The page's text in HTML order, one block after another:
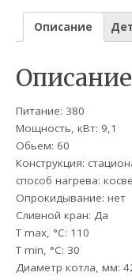
Описание
Описание
Питание: 380
Мощность, кВт: 9,1
Обьем: 60
Конструкция:
способ нагрева:
Опрокидывание: нет
Сливной кран: Да
T max, °C: 110
T min, °С: 30
Диаметр котла, мм: